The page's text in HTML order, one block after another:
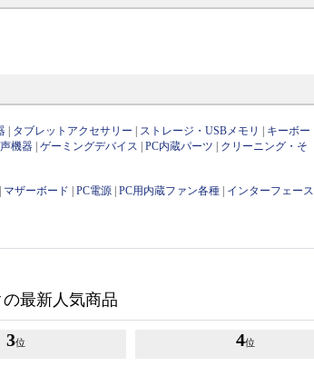
タブレットアクセサリー ストレージ・USBメモリ
キーボー
機器 |ゲーミングデバイス |PC内蔵パーツ
クリーニング・そ
マザーボード |PC電源 |PC用内蔵ファン各種
インターフェース
最新人気商品
3位 4位